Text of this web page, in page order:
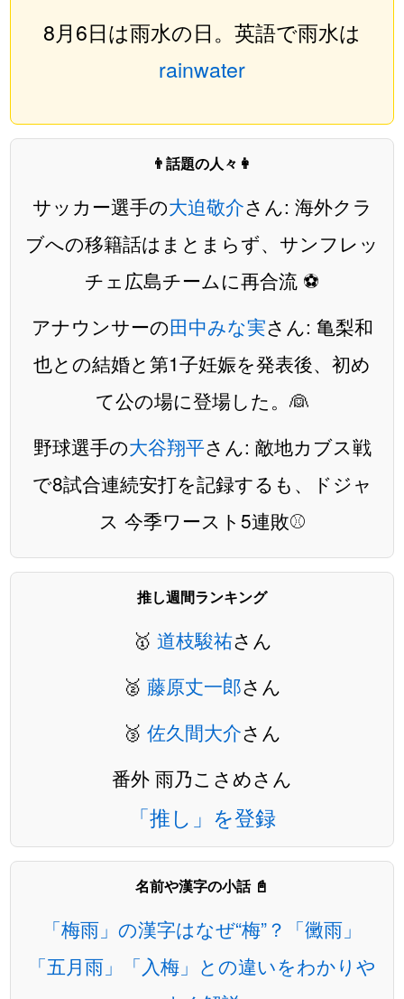
8月6日は雨水の日。英語で雨水は
rainwater
👨話題の人々👩
サッカー選手の大迫敬介さん: 海外クラ
ブへの移籍話はまとまらず、サンフレッ
チェ広島チームに再合流 ⚽️
アナウンサーの田中みな実さん: 亀梨和
也との結婚と第1子妊娠を発表後、初め
て公の場に登場した。👰
野球選手の大谷翔平さん: 敵地カブス戦
で8試合連続安打を記録するも、ドジャ
ス 今季ワースト5連敗⚾️
推し週間ランキング
🥇 道枝駿祐さん
🥈 藤原丈一郎さん
🥉 佐久間大介さん
番外 雨乃こさめさん
「推し」を登録
名前や漢字の小話 📓
「梅雨」の漢字はなぜ“梅”？「黴雨」
「五月雨」「入梅」との違いをわかりや